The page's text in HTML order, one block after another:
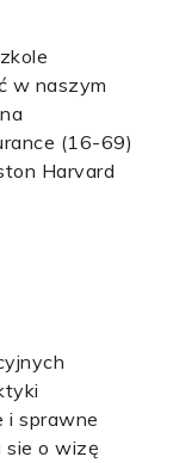
w naszym
(16-69)
Harvard
i sprawne
sie o wizę